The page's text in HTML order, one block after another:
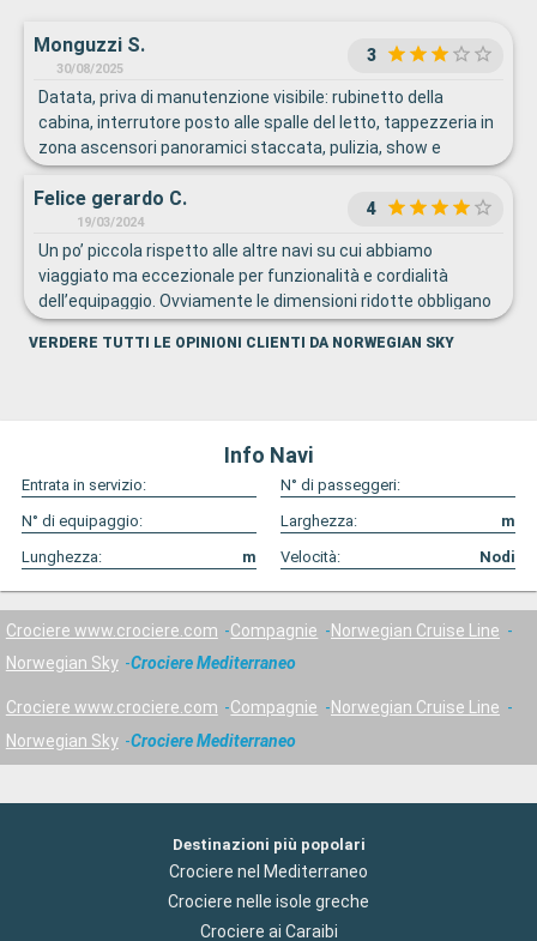
Monguzzi S.
30/08/2025
3
Datata, priva di manutenzione visibile: rubinetto della
cabina, interrutore posto alle spalle del letto, tappezzeria in
zona ascensori panoramici staccata, pulizia, show e
animazione…
Felice gerardo C.
19/03/2024
4
Un po’ piccola rispetto alle altre navi su cui abbiamo
viaggiato ma eccezionale per funzionalità e cordialità
dell’equipaggio. Ovviamente le dimensioni ridotte obbligano
a minori spazi per servizi ed intrattenimento ma la cosa non
ha pesato più di tanto.
VERDERE TUTTI LE OPINIONI CLIENTI DA NORWEGIAN SKY
Info Navi
Entrata in servizio:
N° di passeggeri:
N° di equipaggio:
Larghezza:
m
Lunghezza:
m Velocità: Nodi
Crociere www.crociere.com Compagnie
Norwegian Cruise Line
Norwegian Sky
Crociere Mediterraneo
Crociere www.crociere.com Compagnie
Norwegian Cruise Line
Norwegian Sky
Crociere Mediterraneo
Destinazioni più popolari
Crociere nel Mediterraneo
Crociere nelle isole greche
Crociere ai Caraibi